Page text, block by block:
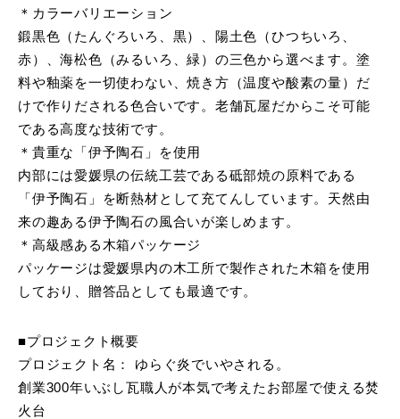
＊カラーバリエーション
鍛黒色（たんぐろいろ、黒）、陽土色（ひつちいろ、
赤）、海松色（みるいろ、緑）の三色から選べます。塗
料や釉薬を一切使わない、焼き方（温度や酸素の量）だ
けで作りだされる色合いです。老舗瓦屋だからこそ可能
である高度な技術です。
＊貴重な「伊予陶石」を使用
内部には愛媛県の伝統工芸である砥部焼の原料である
「伊予陶石」を断熱材として充てんしています。天然由
来の趣ある伊予陶石の風合いが楽しめます。
＊高級感ある木箱パッケージ
パッケージは愛媛県内の木工所で製作された木箱を使用
しており、贈答品としても最適です。
■プロジェクト概要
プロジェクト名： ゆらぐ炎でいやされる。
創業300年いぶし瓦職人が本気で考えたお部屋で使える焚
火台